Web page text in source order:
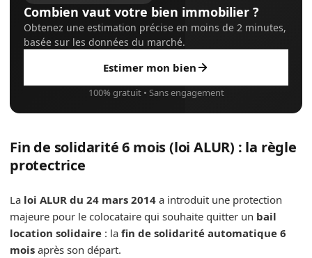
Combien vaut votre bien immobilier ?
Obtenez une estimation précise en moins de 2 minutes,
basée sur les données du marché.
Estimer mon bien
100% gratuit • Sans engagement
Fin de solidarité 6 mois (loi ALUR) : la règle
protectrice
La loi ALUR du 24 mars 2014 a introduit une protection
majeure pour le colocataire qui souhaite quitter un bail
location solidaire : la fin de solidarité automatique 6
mois après son départ.